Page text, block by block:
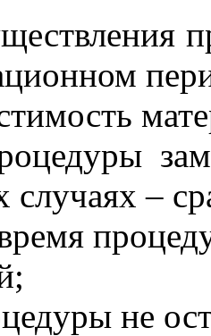
случаях –
не